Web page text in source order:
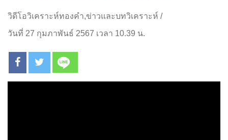
วิดีโอวิเคราะห์ทองคำ,ข่าวและบทวิเคราะห์ /
วันที่ 27 กุมภาพันธ์ 2567 เวลา 10.39 น.